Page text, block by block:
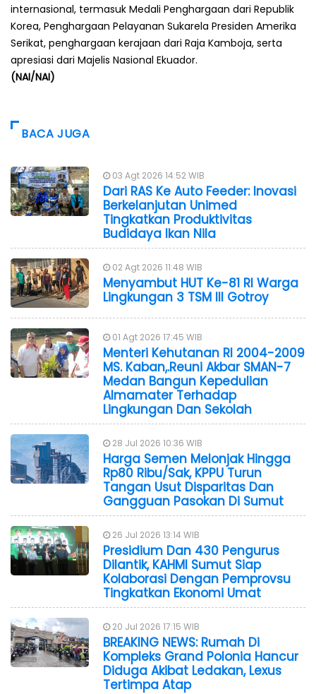
internasional, termasuk Medali Penghargaan dari Republik
Korea, Penghargaan Pelayanan Sukarela Presiden Amerika
Serikat, penghargaan kerajaan dari Raja Kamboja, serta
apresiasi dari Majelis Nasional Ekuador.
(NAI/NAI)
BACA JUGA
03 Agt 2026 14:52 WIB
Dari RAS Ke Auto Feeder: Inovasi
Berkelanjutan Unimed
Tingkatkan Produktivitas
Budidaya Ikan Nila
02 Agt 2026 11:48 WIB
Menyambut HUT Ke-81 RI Warga
Lingkungan 3 TSM III Gotroy
01 Agt 2026 17:45 WIB
Menteri Kehutanan RI 2004-2009
MS. Kaban,.Reuni Akbar SMAN-7
Medan Bangun Kepedulian
Almamater Terhadap
Lingkungan Dan Sekolah
28 Jul 2026 10:36 WIB
Harga Semen Melonjak Hingga
Rp80 Ribu/Sak, KPPU Turun
Tangan Usut Disparitas Dan
Gangguan Pasokan Di Sumut
26 Jul 2026 13:14 WIB
Presidium Dan 430 Pengurus
Dilantik, KAHMI Sumut Siap
Kolaborasi Dengan Pemprovsu
Tingkatkan Ekonomi Umat
20 Jul 2026 17:15 WIB
BREAKING NEWS: Rumah Di
Kompleks Grand Polonia Hancur
Diduga Akibat Ledakan, Lexus
Tertimpa Atap